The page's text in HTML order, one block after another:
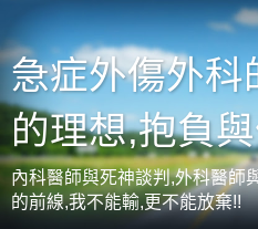
急症外傷外科
的理想,抱負
內科醫師與死神談判,外科醫師
的前線,我不能輸,更不能放棄!!